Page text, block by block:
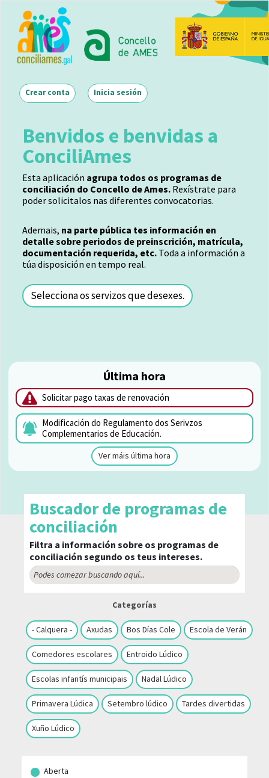
contido
principal
Main navigation
Inicia sesión
Crear conta
Última hora
Solicitar pago taxas de renovación
Modificación do Regulamento dos Serivzos
Complementarios de Educación.
Ver máis última hora
Benvidos e benvidas a
ConciliAmes
Esta aplicación agrupa todos os programas de
conciliación do Concello de Ames.Rexístrate para
poder solicitalos nas diferentes convocatorias.
Ademais, na parte pública tes información en
detalle sobre periodos de preinscrición, matrícula,
documentación requerida, etc.Toda a información a
túa disposición en tempo real.
Selecciona os servizos que desexes.
Buscador de programas de
conciliación
Filtra a información sobre os programas de
conciliación segundo os teus intereses.
Categorías
- Calquera - Axudas Bos Días Cole Escola de Verán
Comedores escolares Entroido Lúdico
Escolas infantís municipais Nadal Lúdico
Primavera Lúdica Setembro lúdico Tardes divertidas
Xuño Lúdico
Aberta